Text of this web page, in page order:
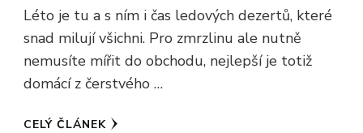
Léto je tu a s ním i čas ledových dezertů, které
snad milují všichni. Pro zmrzlinu ale nutně
nemusíte mířit do obchodu, nejlepší je totiž
domácí z čerstvého …
CELÝ ČLÁNEK